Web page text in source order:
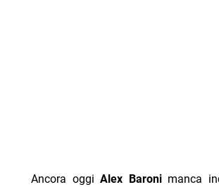
Ancora oggiAlex Baronimanca